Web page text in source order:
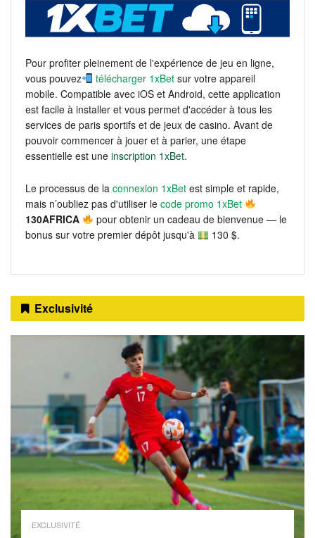
Pour profiter pleinement de l'expérience de jeu en ligne,
vous pouvez
télécharger 1xBet sur votre appareil
mobile. Compatible avec iOS et Android, cette application
est facile à installer et vous permet d'accéder à tous les
services de paris sportifs et de jeux de casino. Avant de
pouvoir commencer à jouer et à parier, une étape
essentielle est une inscription 1xBet.
Le processus de la connexion 1xBet est simple et rapide,
mais n’oubliez pas d'utiliser le code promo 1xBet
130AFRICA
pour obtenir un cadeau de bienvenue — le
bonus sur votre premier dépôt jusqu'à
130 $.
Exclusivité
EXCLUSIVITÉ